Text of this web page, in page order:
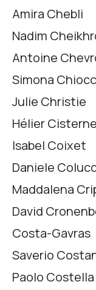
Amira Chebli
Nadim
Antoine
Simona
Julie Christie
Hélier Cisterne
Isabel Coixet
Daniele
Maddalena
David
Costa-Gavras
Saverio
Paolo Costella